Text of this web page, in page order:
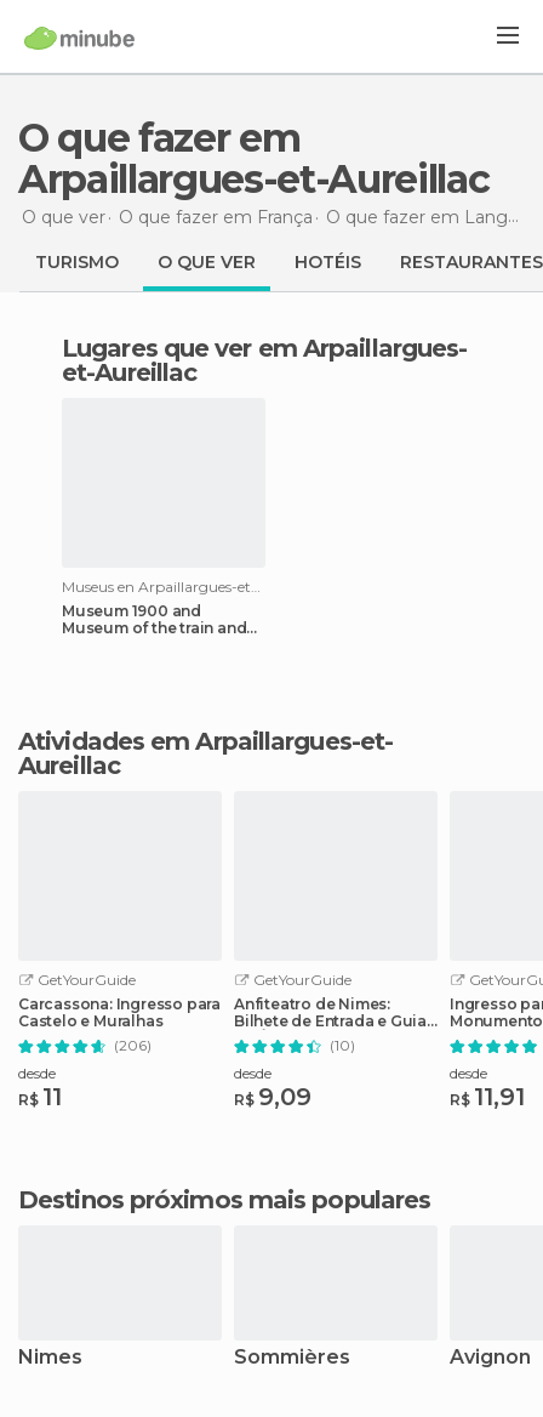
O que fazer em
Arpaillargues-et-Aureillac
O que ver O que fazer em França O que fazer em Languedoc-Roussillon
TURISMO O QUE VER HOTÉIS RESTAURANTES
Lugares que ver em Arpaillargues-
et-Aureillac
Museus en Arpaillargues-et-Aureillac
Museum 1900 and
Museum of the train and
Atividades em Arpaillargues-et-
Aureillac
GetYourGuide
Carcassona: Ingresso para
Castelo e Muralhas
(206)
desde
R$ 11
GetYourGuide
Anfiteatro de Nimes:
Bilhete de Entrada e Guia
de Áudio
(10)
desde
R$ 9,09
Ingresso
Nimes
desde
R$ 11,91
Destinos próximos mais populares
Nimes Sommières Avignon